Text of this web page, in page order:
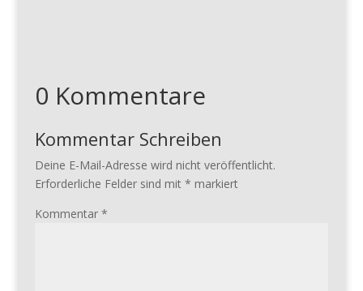
0 Kommentare
Kommentar Schreiben
Deine E-Mail-Adresse wird nicht veröffentlicht.
Erforderliche Felder sind mit * markiert
Kommentar *